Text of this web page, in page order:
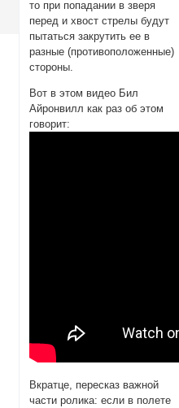
то при попадании в зверя
перед и хвост стрелы будут
пытаться закрутить ее в
разные (противоположенные)
стороны.
Вот в этом видео Бил
Айронвилл как раз об этом
говорит:
Вкратце, пересказ важной
части ролика: если в полете